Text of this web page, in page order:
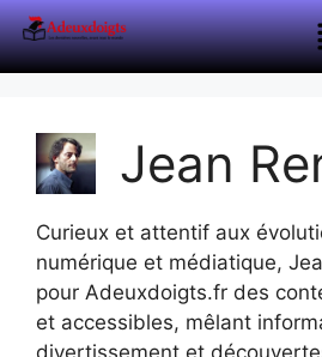
Jean
Curieux et attentif aux
numérique et médiatique,
pour Adeuxdoigts.fr des
et accessibles, mêlant